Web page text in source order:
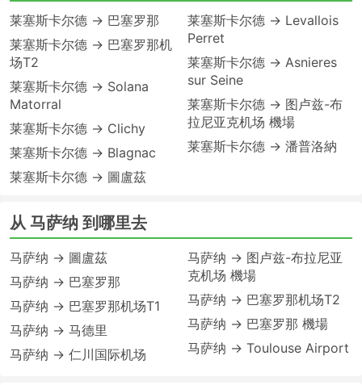
莱塞斯卡尔德 → 巴塞罗那
莱塞斯卡尔德 → 巴塞罗那机
场T2
莱塞斯卡尔德 → Solana
Matorral
莱塞斯卡尔德 → Clichy
莱塞斯卡尔德 → Blagnac
莱塞斯卡尔德 → 圖盧茲
莱塞斯卡尔德 → Levallois
Perret
莱塞斯卡尔德 → Asnieres
sur Seine
莱塞斯卡尔德 → 图卢兹-布
拉尼亚克机场 機場
莱塞斯卡尔德 → 潘普洛納
从 马萨纳 到哪里去
马萨纳 → 圖盧茲
马萨纳 → 巴塞罗那
马萨纳 → 巴塞罗那机场T1
马萨纳 → 马德里
马萨纳 → 仁川国际机场
马萨纳 → 图卢兹-布拉尼亚
克机场 機場
马萨纳 → 巴塞罗那机场T2
马萨纳 → 巴塞罗那 機場
马萨纳 → Toulouse Airport